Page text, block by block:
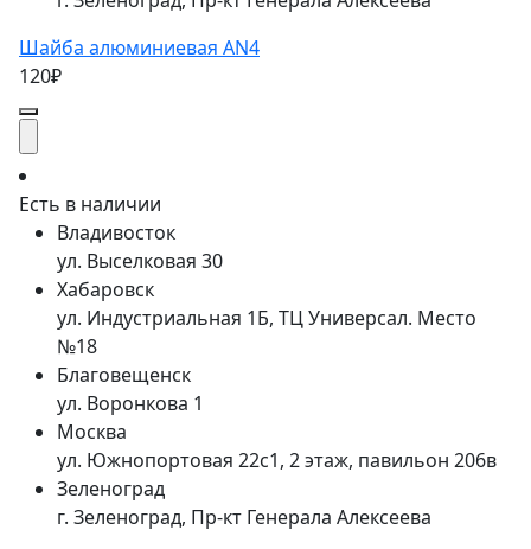
Шайба алюминиевая AN4
120₽
Есть в наличии
Владивосток
ул. Выселковая 30
Хабаровск
ул. Индустриальная 1Б, ТЦ Универсал. Место
№18
Благовещенск
ул. Воронкова 1
Москва
ул. Южнопортовая 22с1, 2 этаж, павильон 206в
Зеленоград
г. Зеленоград, Пр-кт Генерала Алексеева